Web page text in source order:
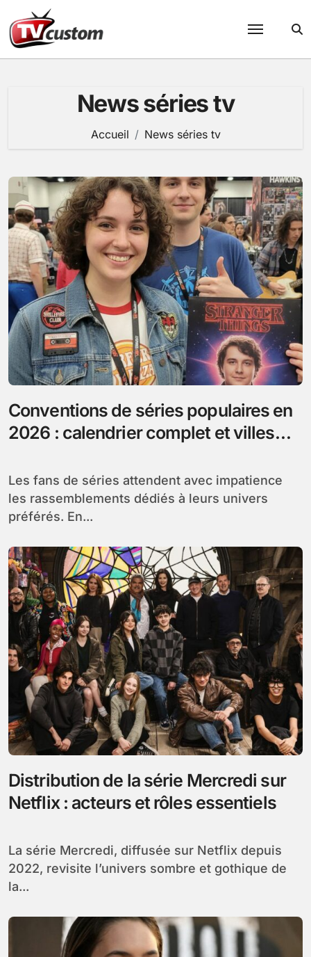
au
contenu
News séries tv
Accueil News séries tv
Conventions de séries populaires en
2026 : calendrier complet et villes
Les fans de séries attendent avec impatience
les rassemblements dédiés à leurs univers
préférés. En...
Distribution de la série Mercredi sur
Netflix : acteurs et rôles essentiels
La série Mercredi, diffusée sur Netflix depuis
2022, revisite l’univers sombre et gothique de
la...